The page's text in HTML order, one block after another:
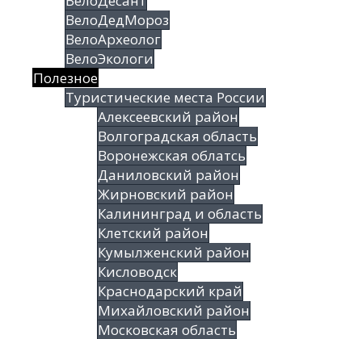
ВелоДедМороз
ВелоАрхеолог
ВелоЭкологи
Полезное
Туристические места России
Алексеевский район
Волгоградская облаcть
Воронежская облатсь
Даниловский район
Жирновский район
Калининград и область
Клетский район
Кумылженский район
Кисловодск
Краснодарский край
Михайловский район
Московская область